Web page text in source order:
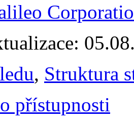
, Struktura
přístupnosti